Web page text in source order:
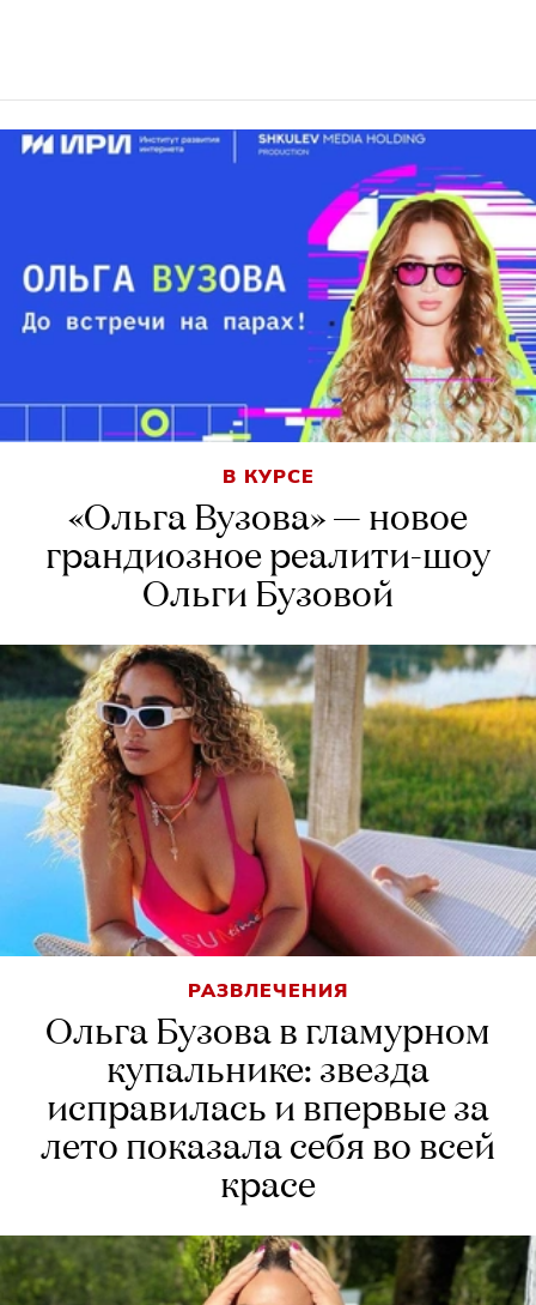
В КУРСЕ
«Ольга Вузова» — новое
грандиозное реалити-шоу
Ольги Бузовой
РАЗВЛЕЧЕНИЯ
Ольга Бузова в гламурном
купальнике: звезда
исправилась и впервые за
лето показала себя во всей
красе